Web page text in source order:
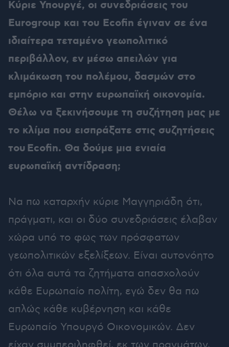
Κύριε Υπουργέ, οι συνεδριάσεις του
Eurogroup και του Ecofin έγιναν σε ένα
ιδιαίτερα τεταμένο γεωπολιτικό
περιβάλλον, εν μέσω απειλών για
κλιμάκωση του πολέμου, δασμών στο
εμπόριο και στην ευρωπαϊκή οικονομία.
Θέλω να ξεκινήσουμε τη συζήτηση μας με
το κλίμα που εισπράξατε στις συζητήσεις
του Ecofin. Θα δούμε μια ενιαία
ευρωπαϊκή αντίδραση;
Να πω καταρχήν κύριε Μαγγηριάδη ότι,
πράγματι, και οι δύο συνεδριάσεις έλαβαν
χώρα υπό το φως των πρόσφατων
γεωπολιτικών εξελίξεων. Είναι αυτονόητο
ότι όλα αυτά τα ζητήματα απασχολούν
κάθε Ευρωπαίο πολίτη, εγώ δεν θα πω
απλώς κάθε κυβέρνηση και κάθε
Ευρωπαίο Υπουργό Οικονομικών. Δεν